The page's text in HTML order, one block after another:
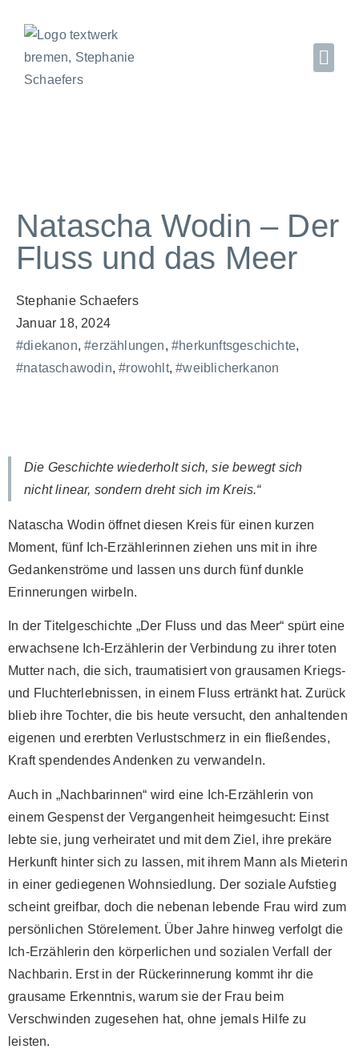
Natascha Wodin – Der
Fluss und das Meer
Stephanie Schaefers
Januar 18, 2024
#diekanon,#erzählungen,#herkunftsgeschichte,
#nataschawodin,#rowohlt,#weiblicherkanon
Die Geschichte wiederholt sich, sie bewegt sich
nicht linear, sondern dreht sich im Kreis.“
Natascha Wodin öffnet diesen Kreis für einen kurzen
Moment, fünf Ich-Erzählerinnen ziehen uns mit in ihre
Gedankenströme und lassen uns durch fünf dunkle
Erinnerungen wirbeln.
In der Titelgeschichte „Der Fluss und das Meer“ spürt eine
erwachsene Ich-Erzählerin der Verbindung zu ihrer toten
Mutter nach, die sich, traumatisiert von grausamen Kriegs-
und Fluchterlebnissen, in einem Fluss ertränkt hat. Zurück
blieb ihre Tochter, die bis heute versucht, den anhaltenden
eigenen und ererbten Verlustschmerz in ein fließendes,
Kraft spendendes Andenken zu verwandeln.
Auch in „Nachbarinnen“ wird eine Ich-Erzählerin von
einem Gespenst der Vergangenheit heimgesucht: Einst
lebte sie, jung verheiratet und mit dem Ziel, ihre prekäre
Herkunft hinter sich zu lassen, mit ihrem Mann als Mieterin
in einer gediegenen Wohnsiedlung. Der soziale Aufstieg
scheint greifbar, doch die nebenan lebende Frau wird zum
persönlichen Störelement. Über Jahre hinweg verfolgt die
Ich-Erzählerin den körperlichen und sozialen Verfall der
Nachbarin. Erst in der Rückerinnerung kommt ihr die
grausame Erkenntnis, warum sie der Frau beim
Verschwinden zugesehen hat, ohne jemals Hilfe zu
leisten.